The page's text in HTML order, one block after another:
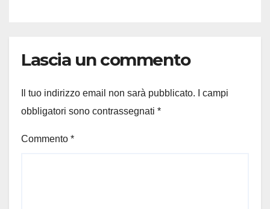
Lascia un commento
Il tuo indirizzo email non sarà pubblicato.
I campi
obbligatori sono contrassegnati *
Commento *